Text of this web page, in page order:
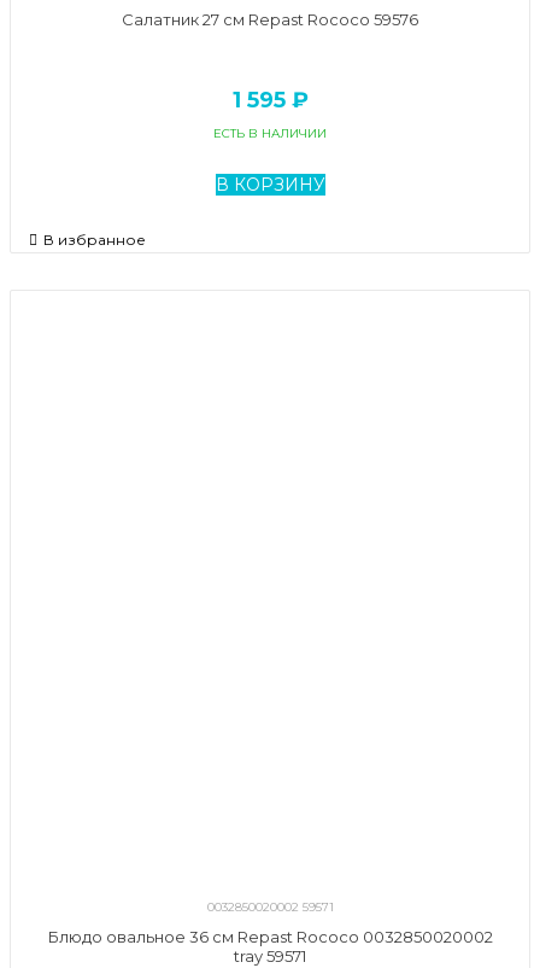
Салатник 27 см Repast Rococo 59576
1 595 ₽
ЕСТЬ В НАЛИЧИИ
В КОРЗИНУ
В избранное
0032850020002 59571
Блюдо овальное 36 см Repast Rococo 0032850020002
tray 59571